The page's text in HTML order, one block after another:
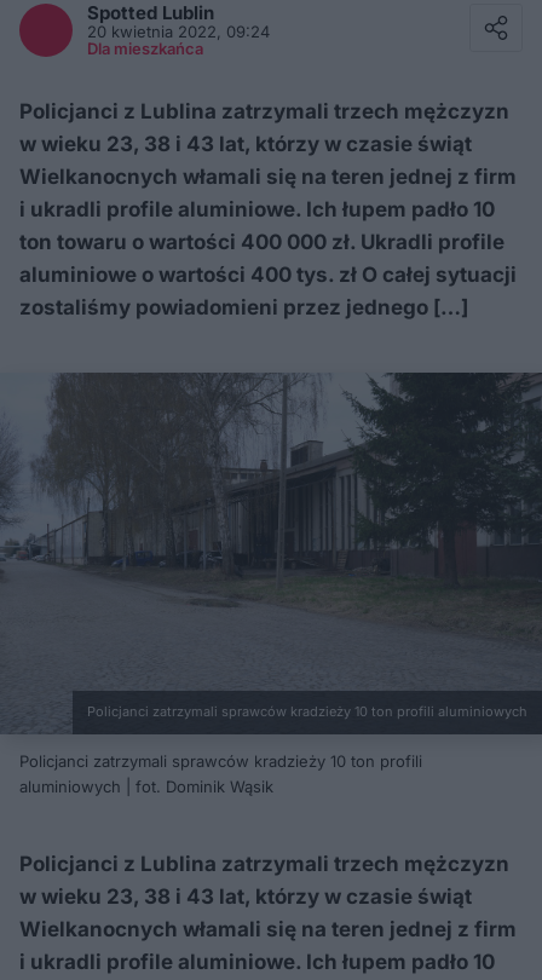
Spotted Lublin
20 kwietnia 2022, 09:24
Dla mieszkańca
Policjanci z Lublina zatrzymali trzech mężczyzn
w wieku 23, 38 i 43 lat, którzy w czasie świąt
Wielkanocnych włamali się na teren jednej z firm
i ukradli profile aluminiowe. Ich łupem padło 10
ton towaru o wartości 400 000 zł. Ukradli profile
aluminiowe o wartości 400 tys. zł O całej sytuacji
zostaliśmy powiadomieni przez jednego […]
Policjanci zatrzymali sprawców kradzieży 10 ton profili aluminiowych
Policjanci zatrzymali sprawców kradzieży 10 ton profili
aluminiowych | fot. Dominik Wąsik
Policjanci z Lublina zatrzymali trzech mężczyzn
w wieku 23, 38 i 43 lat, którzy w czasie świąt
Wielkanocnych włamali się na teren jednej z firm
i ukradli profile aluminiowe. Ich łupem padło 10